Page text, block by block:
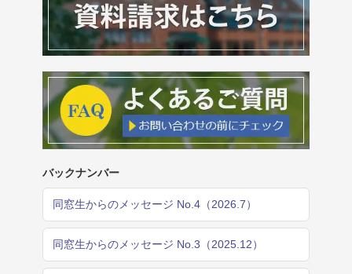
バックナンバー
同窓生からのメッセージ No.4（2026.7）
同窓生からのメッセージ No.3（2025.12）